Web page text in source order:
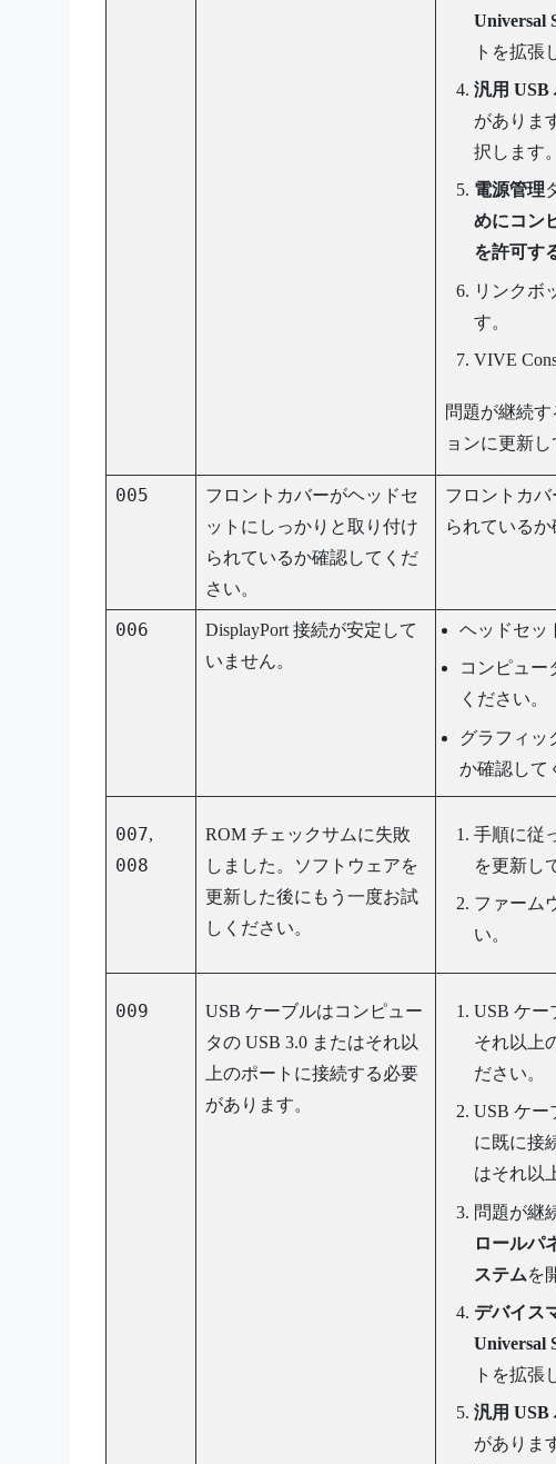
Universal
トを拡張
汎用 USB
がありま
択します。
電源管理
めにコン
を許可す
リンクボ
す。
VIVE
問題が継続
ョンに更新し
005
フロントカバーがヘッドセ
ットにしっかりと取り付け
られているか確認してくだ
さい。
フロントカ
られているか
006 DisplayPort接続が安定して
いません。
ヘッドセッ
コンピュー
ください。
グラフィッ
か確認して
007,
008
ROM チェックサムに失敗
しました。ソフトウェアを
更新した後にもう一度お試
しください。
手順に従
を更新し
ファーム
い。
009
USB ケーブルはコンピュー
タの USB 3.0 またはそれ以
上のポートに接続する必要
があります。
USB ケー
それ以上
ださい。
USB ケー
に既に接
はそれ以
問題が継
ロールパ
ステムを
デバイス
Universal
トを拡張
汎用 USB
がありま